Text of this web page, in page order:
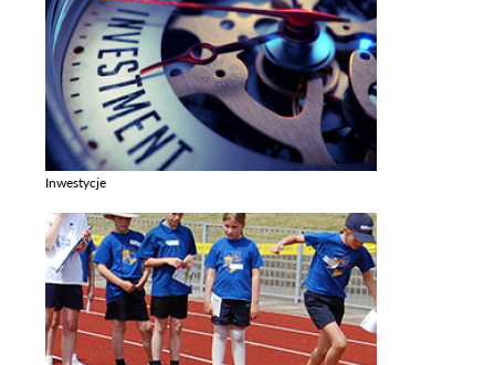
Inwestycje